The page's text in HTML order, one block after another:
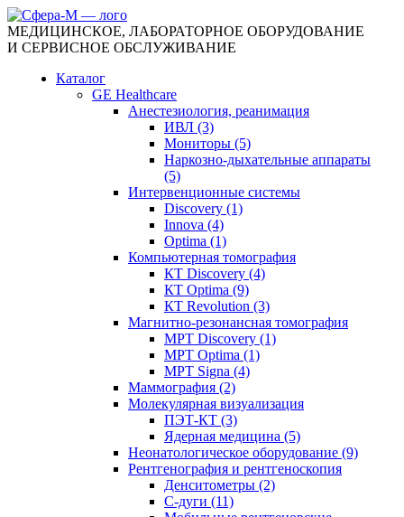
МЕДИЦИНСКОЕ, ЛАБОРАТОРНОЕ ОБОРУДОВАНИЕ
И СЕРВИСНОЕ ОБСЛУЖИВАНИЕ
Каталог
GE Healthcare
Анестезиология, реанимация
ИВЛ (3)
Мониторы (5)
Наркозно-дыхательные аппараты
(5)
Интервенционные системы
Discovery (1)
Innova (4)
Optima (1)
Компьютерная томография
КТ Discovery (4)
КТ Optima (9)
КТ Revolution (3)
Магнитно-резонансная томография
МРТ Discovery (1)
МРТ Optima (1)
МРТ Signa (4)
Маммография (2)
Молекулярная визуализация
ПЭТ-КТ (3)
Ядерная медицина (5)
Неонатологическое оборудование (9)
Рентгенография и рентгеноскопия
Денситометры (2)
C-дуги (11)